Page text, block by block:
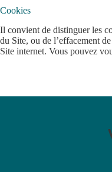
Cookies
Il convient de distinguer les
du Site, ou de l’effacement
Site internet. Vous pouvez